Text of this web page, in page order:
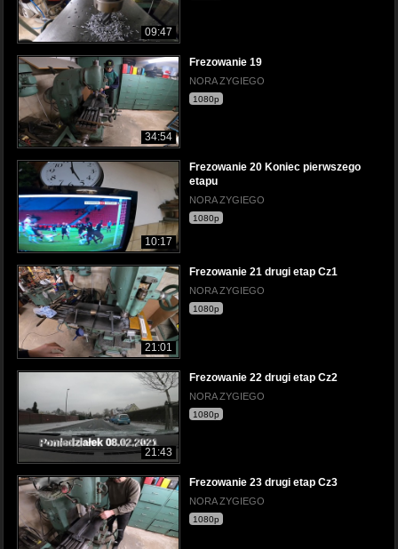
09:47
34:54
Frezowanie 19
NORA ZYGIEGO
1080p
10:17
Frezowanie 20 Koniec pierwszego
etapu
NORA ZYGIEGO
1080p
21:01
Frezowanie 21 drugi etap Cz1
NORA ZYGIEGO
1080p
21:43
Frezowanie 22 drugi etap Cz2
NORA ZYGIEGO
1080p
Frezowanie 23 drugi etap Cz3
NORA ZYGIEGO
1080p